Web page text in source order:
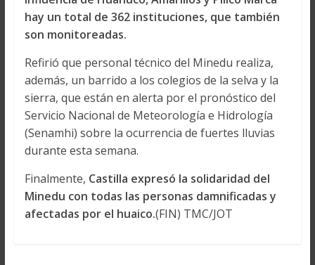
hay un total de 362 instituciones, que también
son monitoreadas.
Refirió que personal técnico del Minedu realiza,
además, un barrido a los colegios de la selva y la
sierra, que están en alerta por el pronóstico del
Servicio Nacional de Meteorología e Hidrología
(Senamhi) sobre la ocurrencia de fuertes lluvias
durante esta semana.
Finalmente, Castilla expresó la solidaridad del
Minedu con todas las personas damnificadas y
afectadas por el huaico.(FIN) TMC/JOT